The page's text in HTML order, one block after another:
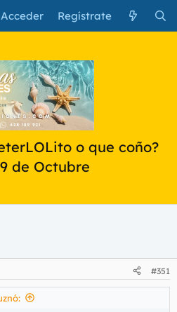
Acceder Regístrate
o que coño?
de Octubre
#351